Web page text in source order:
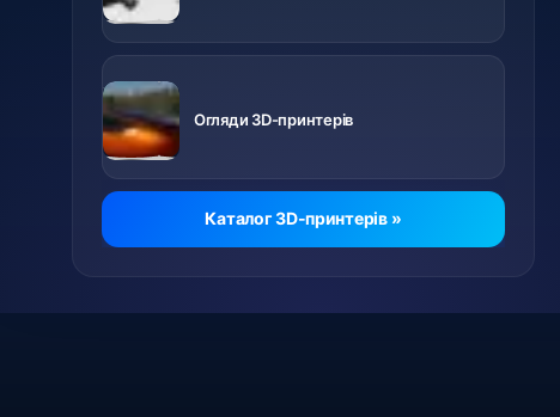
Огляди 3D-принтерів
Відео про
різні
принтери
Каталог 3D-принтерів »